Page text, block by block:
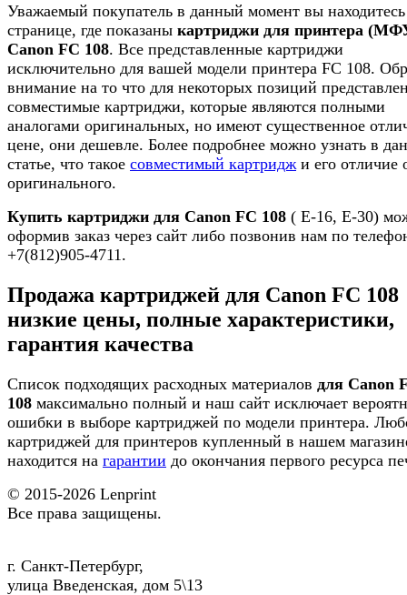
Уважаемый покупатель в данный момент вы
странице, где показаны картриджи для принтера
Canon FC 108. Все представленные картриджи
исключительно для вашей модели принтера FC 108.
внимание на то что для некоторых позиций
совместимые картриджи, которые являются полными
аналогами оригинальных, но имеют существенное
цене, они дешевле. Более подробнее можно узнать в
статье, что такое совместимый картридж и его отличие
оригинального.
Купить картриджи для Canon FC 108 ( E-16, E-30)
оформив заказ через сайт либо позвонив нам по
+7(812)905-4711.
Продажа картриджей для Canon FC 108
низкие цены, полные характеристики,
гарантия качества
Список подходящих расходных материалов для Canon
108 максимально полный и наш сайт исключает
ошибки в выборе картриджей по модели принтера.
картриджей для принтеров купленный в нашем
находится на гарантии до окончания первого ресурса
© 2015-2026 Lenprint
Все права защищены.
г. Санкт-Петербург,
улица Введенская, дом 5\13